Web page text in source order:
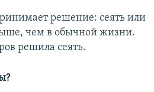
решение: сеять или
чем в обычной жизни.
решила сеять.